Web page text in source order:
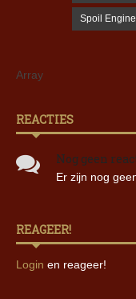
Spoil Engine
Array
REACTIES
Nog geen
Er zijn nog
REAGEER!
Login en reageer!